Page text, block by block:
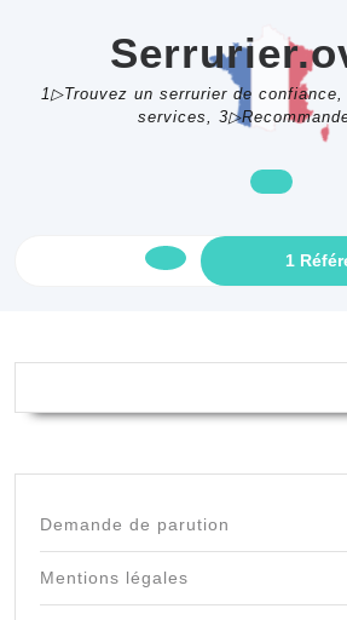
1▷Trouvez un serrurier de
services,
Open
1
Demande de parution
Mentions légales